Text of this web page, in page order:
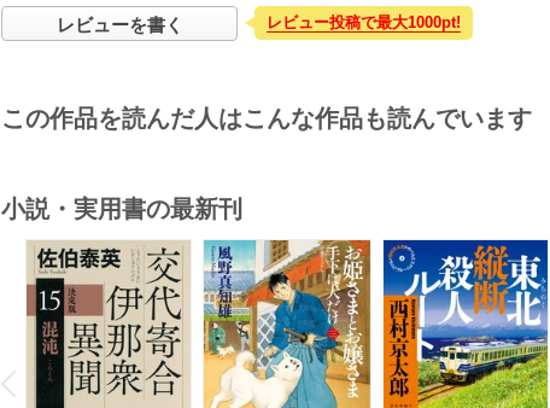
レビューを書く レビュー投稿で最大1000pt!
この作品を読んだ人はこんな作品も読んでいます
小説・実用書の最新刊
P
r
e
i
o
u
s